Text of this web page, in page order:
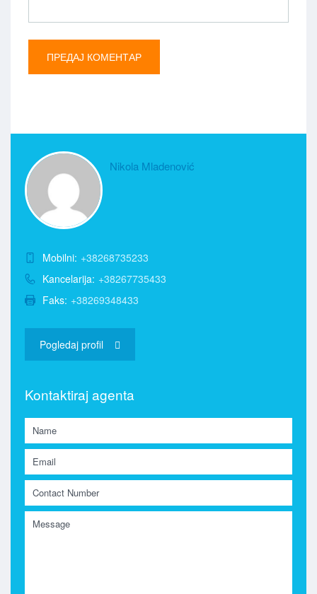
Nikola Mladenović
Mobilni: +38268735233
Kancelarija: +38267735433
Faks: +38269348433
Pogledaj profil
Kontaktiraj agenta